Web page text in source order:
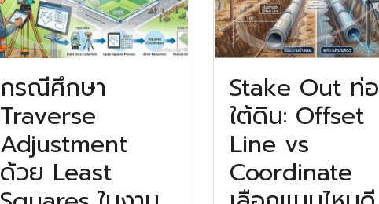
กรณีศึกษา
Traverse
Adjustment
ด้วย Least
Stake Out ท่อ
ใต้ดิน: Offset
Line vs
Coordinate